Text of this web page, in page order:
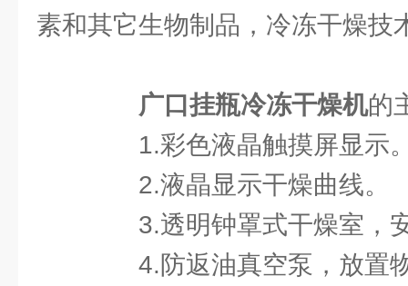
素和其它生物制品，冷冻干燥技
广口挂瓶冷冻干燥机的
1.彩色液晶触摸屏显示
2.液晶显示干燥曲线。
3.透明钟罩式干燥室，
4.防返油真空泵，放置